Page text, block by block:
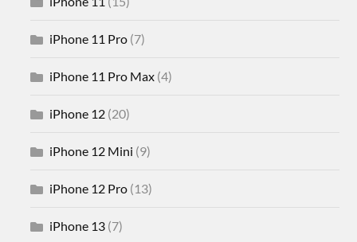
iPhone 11 Pro (7)
iPhone 11 Pro Max (4)
iPhone 12 (20)
iPhone 12 Mini (9)
iPhone 12 Pro (13)
iPhone 13 (7)